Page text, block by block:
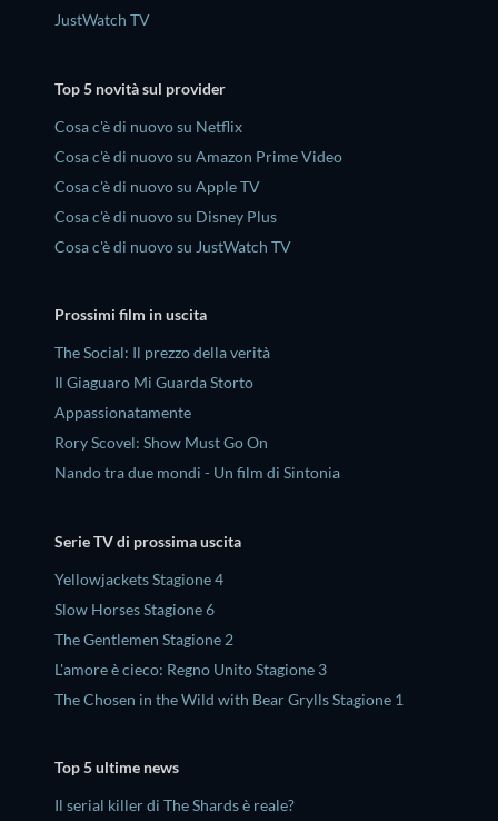
JustWatch TV
Top 5 novità sul provider
Cosa c'è di nuovo su Netflix
Cosa c'è di nuovo su Amazon Prime Video
Cosa c'è di nuovo su Apple TV
Cosa c'è di nuovo su Disney Plus
Cosa c'è di nuovo su JustWatch TV
Prossimi film in uscita
The Social: Il prezzo della verità
Il Giaguaro Mi Guarda Storto
Appassionatamente
Rory Scovel: Show Must Go On
Nando tra due mondi - Un film di Sintonia
Serie TV di prossima uscita
Yellowjackets Stagione 4
Slow Horses Stagione 6
The Gentlemen Stagione 2
L'amore è cieco: Regno Unito Stagione 3
The Chosen in the Wild with Bear Grylls Stagione 1
Top 5 ultime news
Il serial killer di The Shards è reale?